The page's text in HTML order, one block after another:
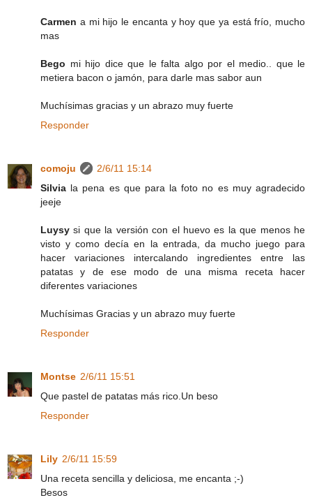
Carmen a mi hijo le encanta y hoy que ya está frío, mucho
mas
Bego mi hijo dice que le falta algo por el medio.. que le
metiera bacon o jamón, para darle mas sabor aun
Muchísimas gracias y un abrazo muy fuerte
Responder
comoju
2/6/11 15:14
Silvia la pena es que para la foto no es muy agradecido
jeeje
Luysysi que la versión con el huevo es la que menos he
visto y como decía en la entrada, da mucho juego para
hacer variaciones intercalando ingredientes entre las
patatas y de ese modo de una misma receta hacer
diferentes variaciones
Muchísimas Gracias y un abrazo muy fuerte
Responder
Montse 2/6/11 15:51
Que pastel de patatas más rico.Un beso
Responder
Lily 2/6/11 15:59
Una receta sencilla y deliciosa, me encanta ;-)
Besos